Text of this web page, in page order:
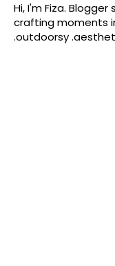
Hi, I'm Fiza.
crafting moments
.outdoorsy